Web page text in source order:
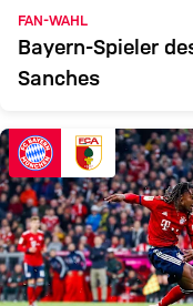
FAN-WAHL
Bayern-Spieler
Sanches